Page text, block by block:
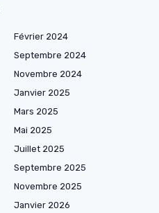
Février 2024
Septembre 2024
Novembre 2024
Janvier 2025
Mars 2025
Mai 2025
Juillet 2025
Septembre 2025
Novembre 2025
Janvier 2026